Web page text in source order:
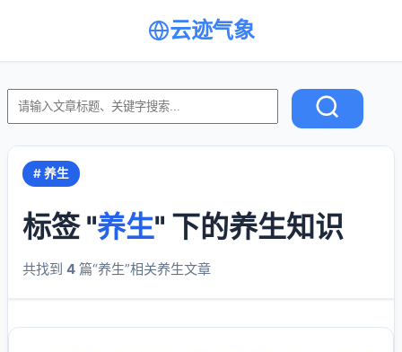
云迹气象
# 养生
标签 "养生" 下的养生知识
共找到 4 篇“养生”相关养生文章